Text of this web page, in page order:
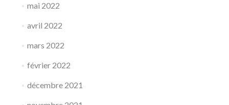
mai 2022
avril 2022
mars 2022
février 2022
décembre 2021